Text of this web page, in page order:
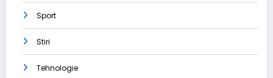
Sport
Stiri
Tehnologie